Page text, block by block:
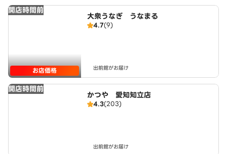
開店時間前
お店価格
大衆うなぎ うなまる
4.7(9)
出前館がお届け
開店時間前
かつや 愛知知立店
4.3(203)
出前館がお届け